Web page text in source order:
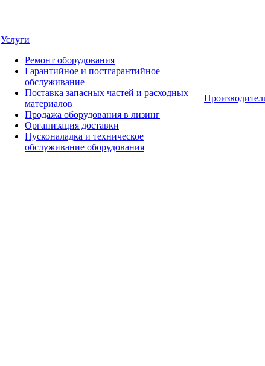
Услуги
Ремонт оборудования
Гарантийное и постгарантийное
обслуживание
Поставка запасных частей и расходных
материалов
Продажа оборудования в лизинг
Организация доставки
Пусконаладка и техническое
обслуживание оборудования